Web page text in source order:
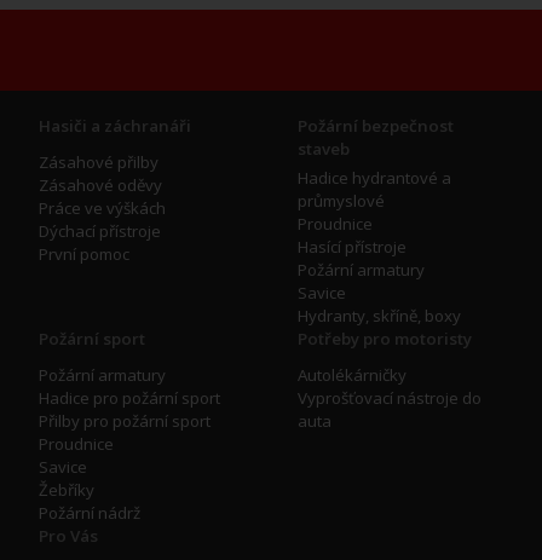
Hasiči a záchranáři
Zásahové přilby
Zásahové oděvy
Práce ve výškách
Dýchací přístroje
První pomoc
Požární bezpečnost
staveb
Hadice hydrantové a
průmyslové
Proudnice
Hasící přístroje
Požární armatury
Savice
Hydranty, skříně, boxy
Požární sport
Požární armatury
Hadice pro požární sport
Přilby pro požární sport
Proudnice
Savice
Žebříky
Požární nádrž
Potřeby pro motoristy
Autolékárničky
Vyprošťovací nástroje do
auta
Pro Vás